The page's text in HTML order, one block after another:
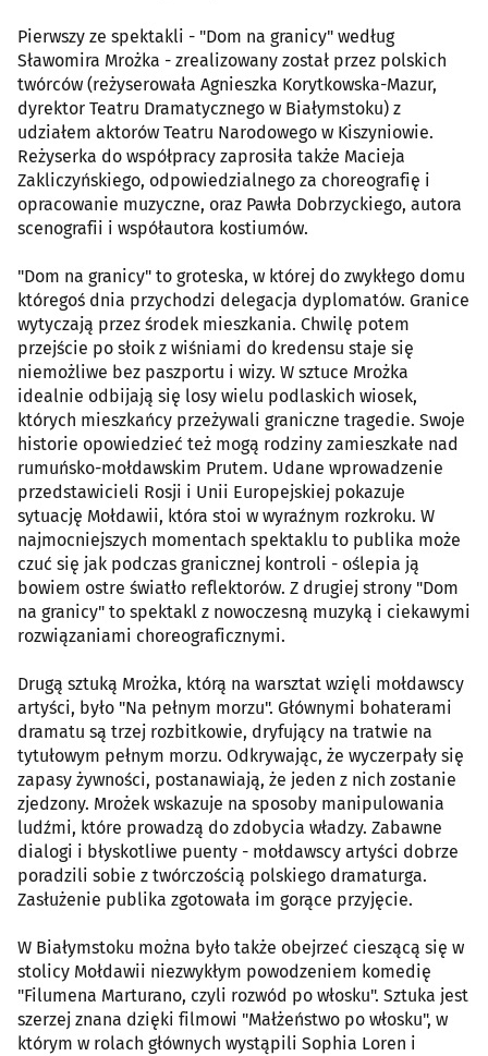
Pierwszy ze spektakli - "Dom na granicy" według
Sławomira Mrożka - zrealizowany został przez polskich
twórców (reżyserowała Agnieszka Korytkowska-Mazur,
dyrektor Teatru Dramatycznego w Białymstoku) z
udziałem aktorów Teatru Narodowego w Kiszyniowie.
Reżyserka do współpracy zaprosiła także Macieja
Zakliczyńskiego, odpowiedzialnego za choreografię i
opracowanie muzyczne, oraz Pawła Dobrzyckiego, autora
scenografii i współautora kostiumów.
"Dom na granicy" to groteska, w której do zwykłego domu
któregoś dnia przychodzi delegacja dyplomatów. Granice
wytyczają przez środek mieszkania. Chwilę potem
przejście po słoik z wiśniami do kredensu staje się
niemożliwe bez paszportu i wizy. W sztuce Mrożka
idealnie odbijają się losy wielu podlaskich wiosek,
których mieszkańcy przeżywali graniczne tragedie. Swoje
historie opowiedzieć też mogą rodziny zamieszkałe nad
rumuńsko-mołdawskim Prutem. Udane wprowadzenie
przedstawicieli Rosji i Unii Europejskiej pokazuje
sytuację Mołdawii, która stoi w wyraźnym rozkroku. W
najmocniejszych momentach spektaklu to publika może
czuć się jak podczas granicznej kontroli - oślepia ją
bowiem ostre światło reflektorów. Z drugiej strony "Dom
na granicy" to spektakl z nowoczesną muzyką i ciekawymi
rozwiązaniami choreograficznymi.
Drugą sztuką Mrożka, którą na warsztat wzięli mołdawscy
artyści, było "Na pełnym morzu". Głównymi bohaterami
dramatu są trzej rozbitkowie, dryfujący na tratwie na
tytułowym pełnym morzu. Odkrywając, że wyczerpały się
zapasy żywności, postanawiają, że jeden z nich zostanie
zjedzony. Mrożek wskazuje na sposoby manipulowania
ludźmi, które prowadzą do zdobycia władzy. Zabawne
dialogi i błyskotliwe puenty - mołdawscy artyści dobrze
poradzili sobie z twórczością polskiego dramaturga.
Zasłużenie publika zgotowała im gorące przyjęcie.
W Białymstoku można było także obejrzeć cieszącą się w
stolicy Mołdawii niezwykłym powodzeniem komedię
"Filumena Marturano, czyli rozwód po włosku". Sztuka jest
szerzej znana dzięki filmowi "Małżeństwo po włosku", w
którym w rolach głównych wystąpili Sophia Loren i